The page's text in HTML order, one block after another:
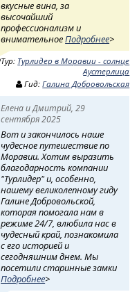
вкусные вина, за
высочайший
профессионализм и
внимательноеПодробнее>
Тур: Турлидер в Моравии - солнце
Аустерлица
Гид:Галина Добровольская
Елена и Дмитрий, 29
сентября 2025
Вот и закончилось наше
чудесное путешествие по
Моравии. Хотим выразить
благодарность компании
"Турлидер" и, особенно,
нашему великолепному гиду
Галине Добровольской,
которая помогала нам в
режиме 24/7, влюбила нас в
чудесный край, познакомила
с его историей и
сегодняшним днем. Мы
посетили старинные замки
Подробнее>